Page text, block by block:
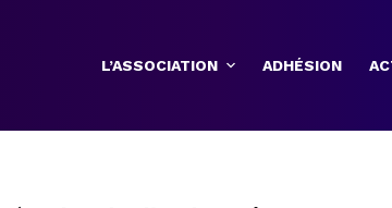
L’ASSOCIATION ADHÉSION